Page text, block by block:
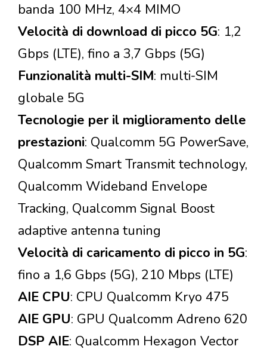
banda 100 MHz, 4×4 MIMO
Velocità di download di picco 5G: 1,2
Gbps (LTE), fino a 3,7 Gbps (5G)
Funzionalità multi-SIM: multi-SIM
globale 5G
Tecnologie per il miglioramento delle
prestazioni: Qualcomm 5G PowerSave,
Qualcomm Smart Transmit technology,
Qualcomm Wideband Envelope
Tracking, Qualcomm Signal Boost
adaptive antenna tuning
Velocità di caricamento di picco in 5G:
fino a 1,6 Gbps (5G), 210 Mbps (LTE)
AIE CPU: CPU Qualcomm Kryo 475
AIE GPU: GPU Qualcomm Adreno 620
DSP AIE: Qualcomm Hexagon Vector